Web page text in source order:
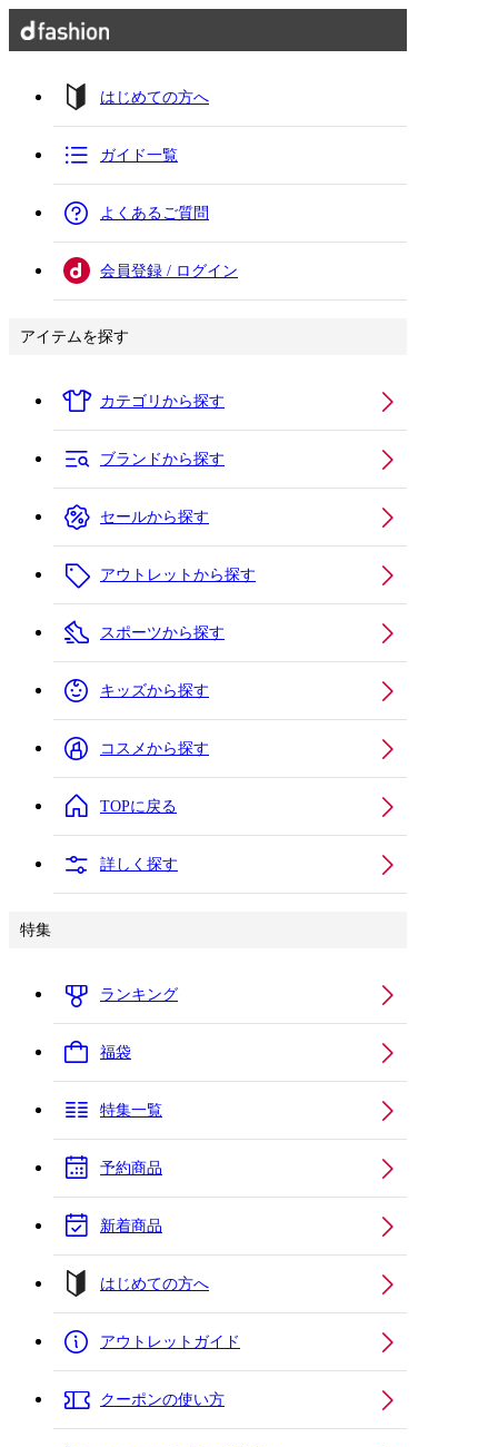
はじめての方へ
ガイド一覧
よくあるご質問
会員登録 / ログイン
アイテムを探す
カテゴリから探す
ブランドから探す
セールから探す
アウトレットから探す
スポーツから探す
キッズから探す
コスメから探す
TOPに戻る
詳しく探す
特集
ランキング
福袋
特集一覧
予約商品
新着商品
はじめての方へ
アウトレットガイド
クーポンの使い方